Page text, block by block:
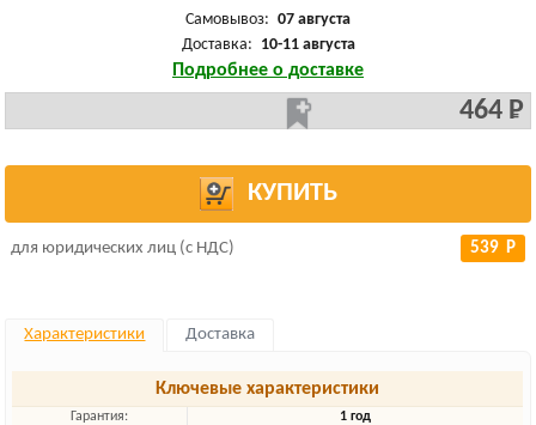
Самовывоз: 07 августа
Доставка: 10-11 августа
Подробнее о доставке
464 Р
КУПИТЬ
для юридических лиц (с НДС) 539 Р
Характеристики Доставка
Ключевые характеристики
Гарантия:
1 год